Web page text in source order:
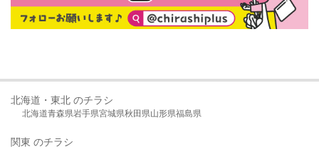
北海道・東北 のチラシ
北海道青森県岩手県宮城県秋田県山形県福島県
関東 のチラシ